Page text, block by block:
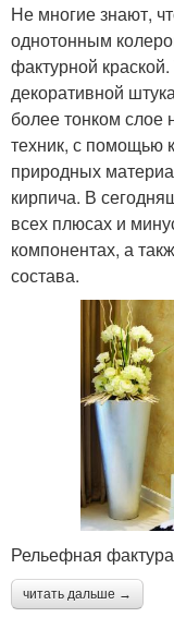
Не многие знают,
однотонным
фактурной
декоративной
более тонком слое
техник, с помощью
природных
кирпича. В
всех плюсах и
компонентах, а
состава.
Рельефная
читать дальше →